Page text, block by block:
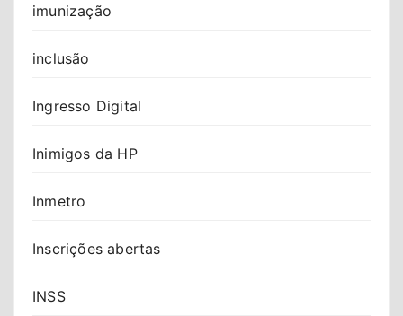
imunização
inclusão
Ingresso Digital
Inimigos da HP
Inmetro
Inscrições abertas
INSS